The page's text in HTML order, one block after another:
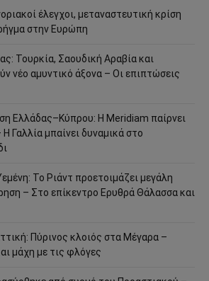
έλεγχοι, μεταναστευτική κρίση
στην Ευρώπη
Τουρκία, Σαουδική Αραβία και
νέο αμυντικό άξονα – Οι επιπτώσεις
Ελλάδας–Κύπρου: Η Meridiam παίρνει
Γαλλία μπαίνει δυναμικά στο
Το Ριάντ προετοιμάζει μεγάλη
– Στο επίκεντρο Ερυθρά Θάλασσα και
Πύρινος κλοιός στα Μέγαρα –
μάχη με τις φλόγες